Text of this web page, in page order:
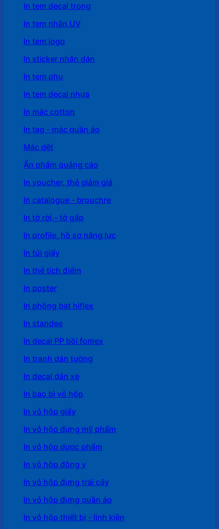
In tem decal trong
In tem nhãn UV
In tem logo
In sticker nhãn dán
In tem phụ
In tem decal nhựa
In mác cotton
In tag - mác quần áo
Mác dệt
Ấn phẩm quảng cáo
In voucher, thẻ giảm giá
In catalogue - brouchre
In tờ rời,- tờ gấp
In profile, hồ sơ năng lực
In túi giấy
In thẻ tích điểm
In poster
In phông bạt hiflex
In standee
In decal PP bồi fomex
In tranh dán tường
In decal dán xe
In bao bì vỏ hộp
In vỏ hộp giấy
In vỏ hộp đựng mỹ phẩm
In vỏ hộp dược phẩm
In vỏ hộp đông y
In vỏ hộp đựng trái cây
In vỏ hộp đựng quần áo
In vỏ hộp thiết bị - linh kiện